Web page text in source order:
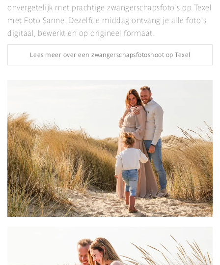
onvergetelijk met prachtige zwangerschapsfoto's op Texel
met Foto Sanne. Dezelfde middag ontvang je alle foto's
digitaal, bewerkt en op origineel formaat.
Lees meer over een zwangerschapsfotoshoot op Texel